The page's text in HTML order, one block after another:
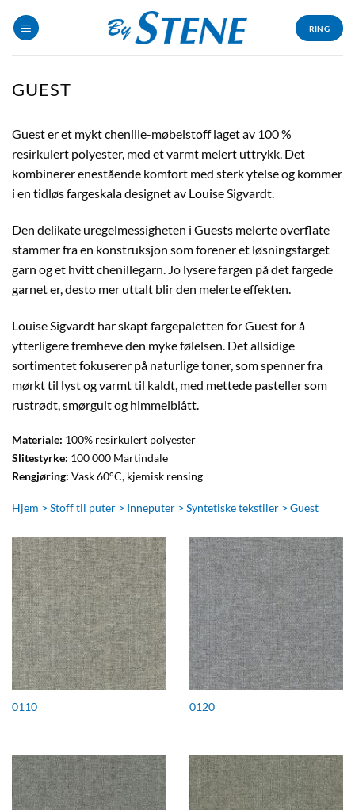
RING
GUEST
Guest er et mykt chenille-møbelstoff laget av 100 %
resirkulert polyester, med et varmt melert uttrykk. Det
kombinerer enestående komfort med sterk ytelse og kommer
i en tidløs fargeskala designet av Louise Sigvardt.
Den delikate uregelmessigheten i Guests melerte overflate
stammer fra en konstruksjon som forener et løsningsfarget
garn og et hvitt chenillegarn. Jo lysere fargen på det fargede
garnet er, desto mer uttalt blir den melerte effekten.
Louise Sigvardt har skapt fargepaletten for Guest for å
ytterligere fremheve den myke følelsen. Det allsidige
sortimentet fokuserer på naturlige toner, som spenner fra
mørkt til lyst og varmt til kaldt, med mettede pasteller som
rustrødt, smørgult og himmelblått.
Materiale: 100% resirkulert polyester
Slitestyrke: 100 000 Martindale
Rengjøring: Vask 60°C, kjemisk rensing
Hjem > Stoff til puter > Inneputer > Syntetiske tekstiler > Guest
0110 0120